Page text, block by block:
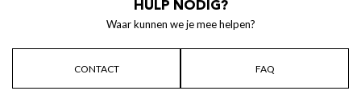
HULP NODIG?
Waar kunnen we je mee helpen?
CONTACT FAQ